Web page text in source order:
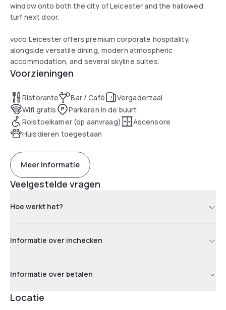
window onto both the city of Leicester and the hallowed
turf next door.
voco Leicester offers premium corporate hospitality,
alongside versatile dining, modern atmospheric
accommodation, and several skyline suites.
Voorzieningen
Ristorante Bar / Café
Vergaderzaal
Wifi gratis
Parkeren in de buurt
Rolstoelkamer (op aanvraag)
Ascensore
Huisdieren toegestaan
Meer informatie
Veelgestelde vragen
Hoe werkt het?
Informatie over inchecken
Informatie over betalen
Locatie